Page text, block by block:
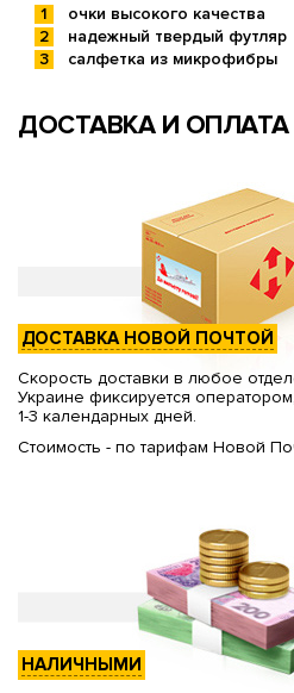
очки высокого качества
надежный твердый футляр
салфетка из микрофибры
ДОСТАВКА И ОПЛАТА
ДОСТАВКА НОВОЙ ПОЧТОЙ
Скорость доставки в любое
Украине фиксируется
1-3 календарных дней.
Стоимость - по тарифам Новой
НАЛИЧНЫМИ